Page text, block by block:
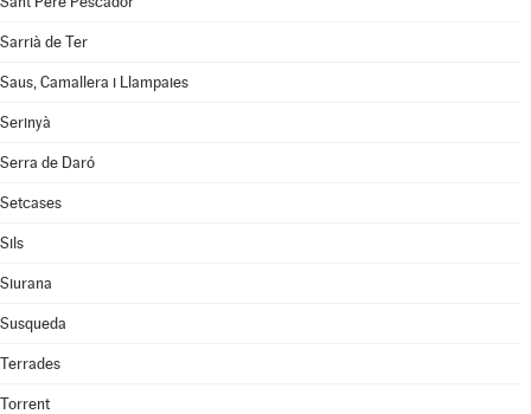
Sarrià de Ter
Saus, Camallera i Llampaies
Serinyà
Serra de Daró
Setcases
Sils
Siurana
Susqueda
Terrades
Torrent